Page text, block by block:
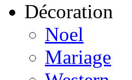
Décoration
Noel
Mariage